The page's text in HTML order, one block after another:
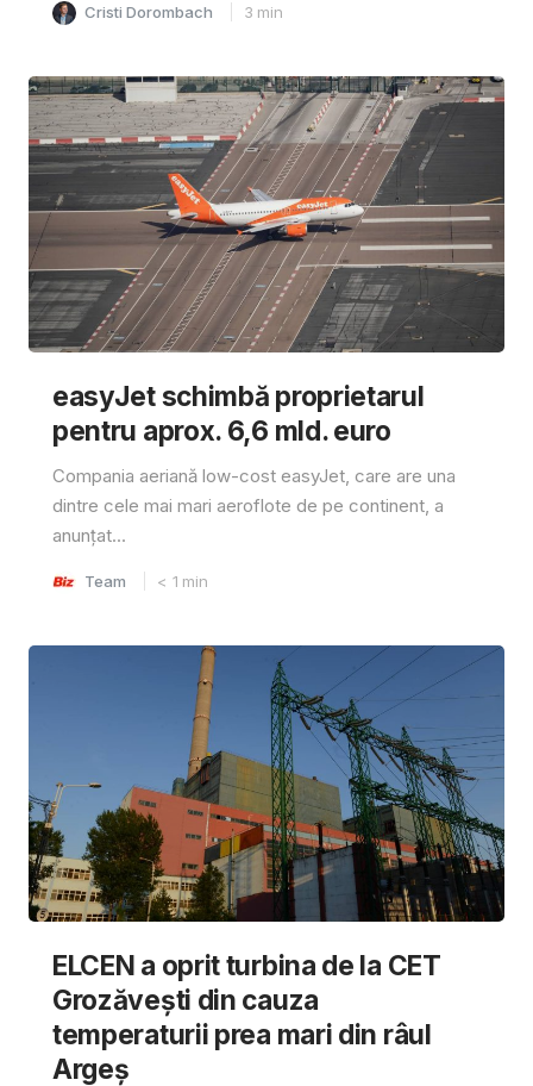
Cristi Dorombach 3 min
easyJet schimbă proprietarul
pentru aprox. 6,6 mld. euro
Compania aeriană low-cost easyJet, care are una
dintre cele mai mari aeroflote de pe continent, a
anunțat...
Team < 1 min
ELCEN a oprit turbina de la CET
Grozăvești din cauza
temperaturii prea mari din râul
Argeș